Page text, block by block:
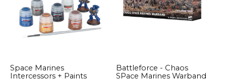
Space Marines
Intercessors + Paints
Battleforce - Chaos
SPace Marines Warband